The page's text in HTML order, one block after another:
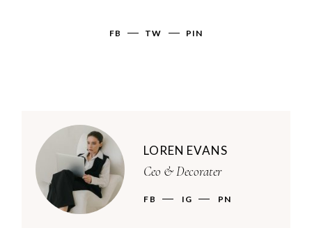
FB TW PIN
LOREN EVANS
Ceo & Decorater
FB IG PN